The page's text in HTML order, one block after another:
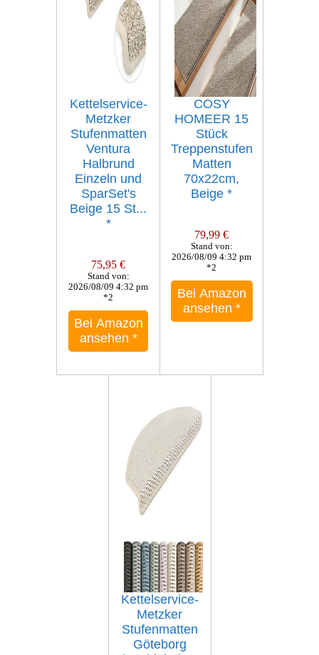
Kettelservice-
Metzker
Stufenmatten
Ventura
Halbrund
Einzeln und
SparSet's
Beige 15 St...
*
75,95 €
Stand von:
2026/08/09 4:32 pm
*2
Bei Amazon
ansehen *
COSY
HOMEER 15
Stück
Treppenstufen
Matten
70x22cm,
Beige *
79,99 €
Stand von:
2026/08/09 4:32 pm
*2
Bei Amazon
ansehen *
Kettelservice-
Metzker
Stufenmatten
Göteborg